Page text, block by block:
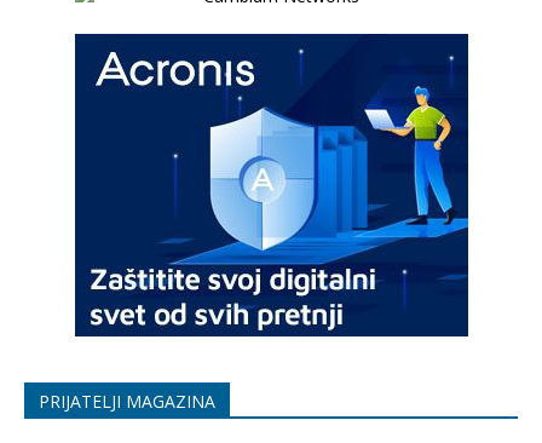
PRIJATELJI MAGAZINA